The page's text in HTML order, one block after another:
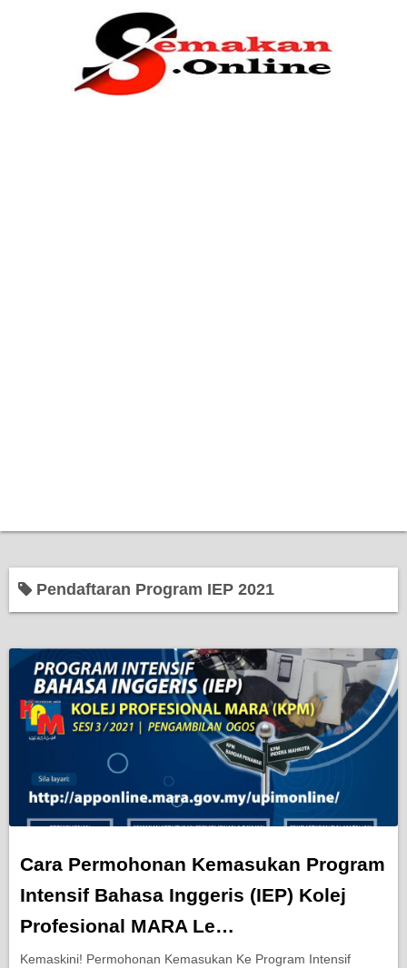
Pendaftaran Program IEP 2021
Cara Permohonan Kemasukan Program
Intensif Bahasa Inggeris (IEP) Kolej
Profesional MARA Le…
Kemaskini! Permohonan Kemasukan Ke Program Intensif